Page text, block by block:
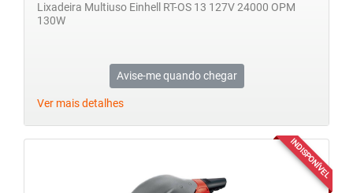
Lixadeira Multiuso Einhell RT-OS 13 127V 24000 OPM
130W
Avise-me quando chegar
Ver mais detalhes
INDISPONÍVEL